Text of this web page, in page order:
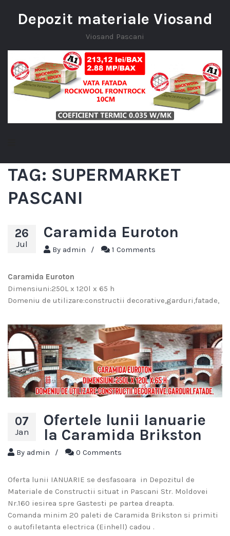
Depozit materiale Viosand
Viosand Pascani
TAG: SUPERMARKET
PASCANI
26
Jul
Caramida Euroton
By admin / 1 Comments
Caramida Euroton
Dimensiuni:250L x 120l x 65 h
Domeniu de utilizare:constructii decorative,garduri,fatade,
07
Jan
Ofertele lunii Ianuarie
la Caramida Brikston
By admin / 0 Comments
Oferta lunii IANUARIE se desfasoara in Depozitul de
Materiale de Constructii situat in Pascani Str. Moldovei
Nr.160 iesirea spre Gastesti pe partea dreapta.
Comanda minim 20 paleti de Caramida Brikston si primiti
o autofiletanta electrica (Einhell) cadou .